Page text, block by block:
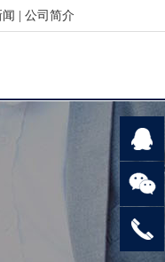
公司简介